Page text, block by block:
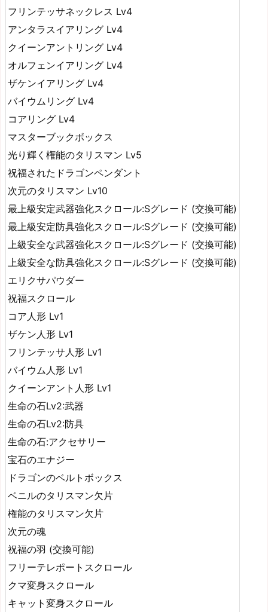
フリンテッサネックレス Lv4
アンタラスイアリング Lv4
クイーンアントリング Lv4
オルフェンイアリング Lv4
ザケンイアリング Lv4
バイウムリング Lv4
コアリング Lv4
マスターブックボックス
光り輝く権能のタリスマン Lv5
祝福されたドラゴンペンダント
次元のタリスマン Lv10
最上級安定武器強化スクロール:Sグレード (交換可能)
最上級安定防具強化スクロール:Sグレード (交換可能)
上級安全な武器強化スクロール:Sグレード (交換可能)
上級安全な防具強化スクロール:Sグレード (交換可能)
エリクサパウダー
祝福スクロール
コア人形 Lv1
ザケン人形 Lv1
フリンテッサ人形 Lv1
バイウム人形 Lv1
クイーンアント人形 Lv1
生命の石Lv2:武器
生命の石Lv2:防具
生命の石:アクセサリー
宝石のエナジー
ドラゴンのベルトボックス
ベニルのタリスマン欠片
権能のタリスマン欠片
次元の魂
祝福の羽 (交換可能)
フリーテレポートスクロール
クマ変身スクロール
キャット変身スクロール